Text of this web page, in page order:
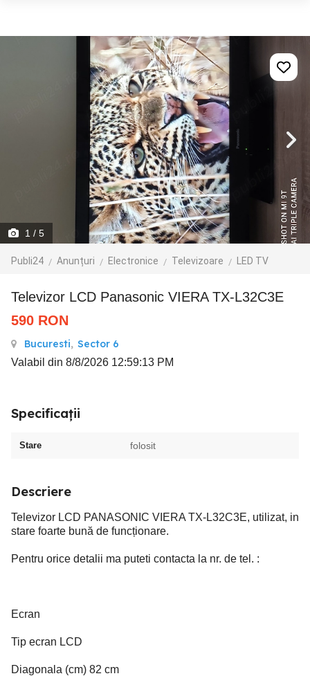
1 / 5
Publi24 Anunțuri Electronice Televizoare LED TV
Televizor LCD Panasonic VIERA TX-L32C3E
590 RON
Bucuresti, Sector 6
Valabil din 8/8/2026 12:59:13 PM
Specificații
Stare folosit
Descriere
Televizor LCD PANASONIC VIERA TX-L32C3E, utilizat, in
stare foarte bună de funcționare.
Pentru orice detalii ma puteti contacta la nr. de tel. :
Ecran
Tip ecran LCD
Diagonala (cm) 82 cm